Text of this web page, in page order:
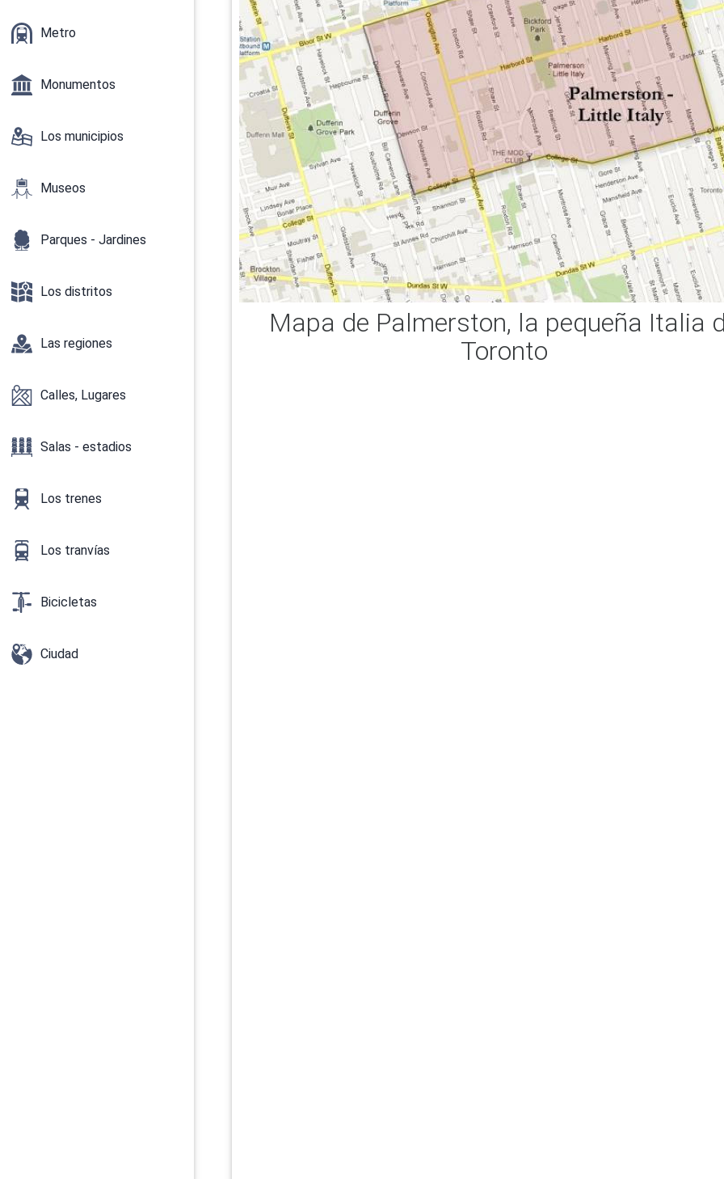
Metro
Monumentos
Los municipios
Museos
Parques - Jardines
Los distritos
Las regiones
Calles, Lugares
Salas - estadios
Los trenes
Los tranvías
Bicicletas
Ciudad
Mapa de Palmerston, la pequeña Italia
Toronto